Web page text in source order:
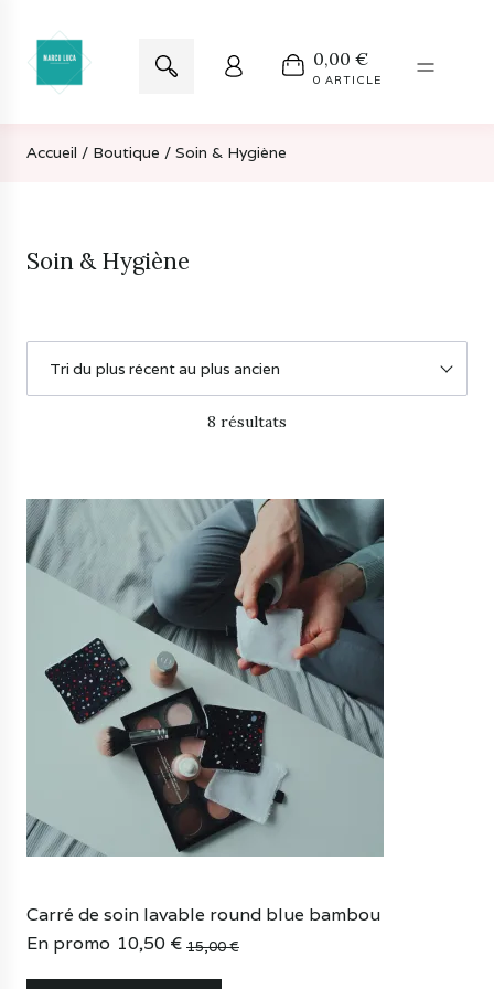
Aller
à
la
Aller
au
contenu
Recherche
pour :
0,00€
0 ARTICLE
Accueil / Boutique / Soin & Hygiène
Soin & Hygiène
8 résultats
Carré de soin lavable round blue bambou
En promo
15,00€
10,50 €